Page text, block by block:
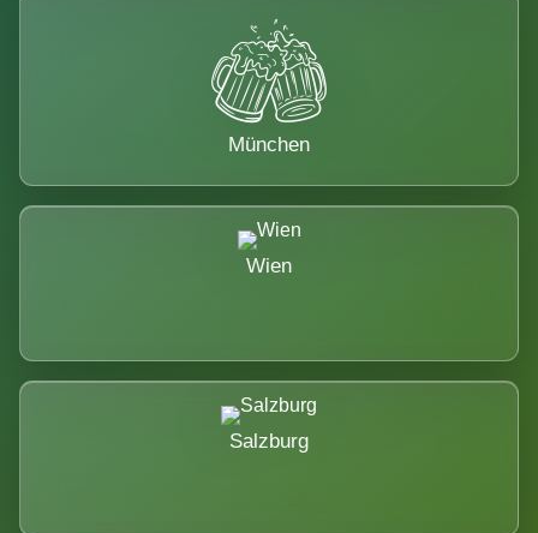
München
Wien
Salzburg